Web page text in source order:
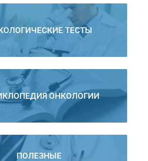
ТЕСТЫ
ОНКОЛОГИИ
ПОЛЕЗНЫЕ